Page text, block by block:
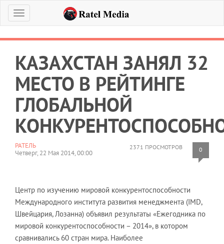
Меню
КАЗАХСТАН ЗАНЯЛ 32
МЕСТО В РЕЙТИНГЕ
ГЛОБАЛЬНОЙ
2371 ПРОСМОТРОВ 0
РАТЕЛЬ
Четверг, 22 Мая 2014, 00:00
Центр по изучению мировой конкурентоспособности
Международного института развития менеджмента (IMD,
Швейцария, Лозанна) объявил результаты «Ежегодника по
мировой конкурентоспособности – 2014», в котором
сравнивались 60 стран мира. Наиболее